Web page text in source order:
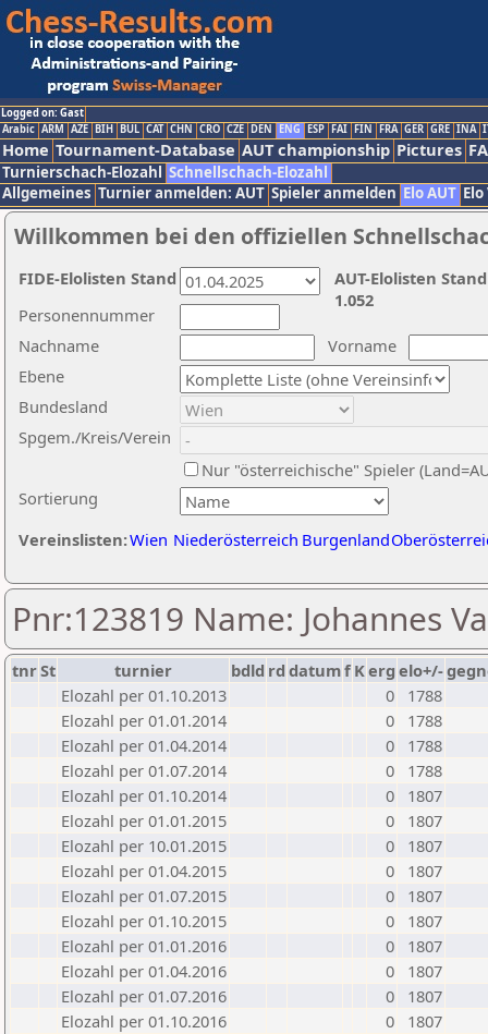
Logged on: Gast
Arabic ARM AZE BIH BUL CAT CHN CRO CZE DEN ENG ESP FAI FIN FRA GER GRE INA
Home Tournament-Database AUT championship Pictures
Turnierschach-Elozahl Schnellschach-Elozahl
Allgemeines Turnier anmelden: AUT Spieler anmelden Elo AUT
Willkommen bei den offiziellen
Nachname
Vorname
Ebene
Sortierung
Personennummer
Bundesland
Spgem./Kreis/Verein
Nur "österreichische" Spieler
Vereinslisten:Wien Niederösterreich Burgenland
AUT-Elolisten
1.052
FIDE-Elolisten Stand
Pnr:123819 Name: Johannes
tnrSt turnier bdld rd datumf Kerg elo+/-
Elozahl per 01.10.2013
0
1788
Elozahl per 01.01.2014
0
1788
Elozahl per 01.04.2014
0
1788
Elozahl per 01.07.2014
0
1788
Elozahl per 01.10.2014
0
1807
Elozahl per 01.01.2015
0
1807
Elozahl per 10.01.2015
0
1807
Elozahl per 01.04.2015
0
1807
Elozahl per 01.07.2015
0
1807
Elozahl per 01.10.2015
0
1807
Elozahl per 01.01.2016
0
1807
Elozahl per 01.04.2016
0
1807
Elozahl per 01.07.2016
0
1807
Elozahl per 01.10.2016
0
1807